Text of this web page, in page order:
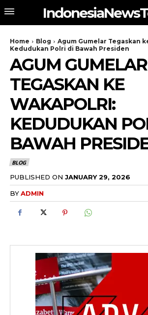
Home Blog
Agum Gumelar Tegaskan
Kedudukan Polri di Bawah Presiden
AGUM GUMELAR
TEGASKAN KE
WAKAPOLRI:
KEDUDUKAN
BAWAH
BLOG
PUBLISHED ON JANUARY 29, 2026
BYADMIN